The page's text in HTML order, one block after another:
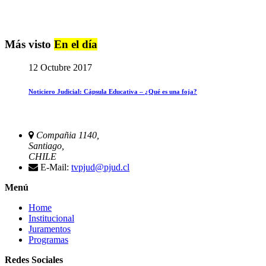
Más visto En el día
12 Octubre 2017
Noticiero Judicial: Cápsula Educativa – ¿Qué es una foja?
Compañia 1140,
Santiago,
CHILE
E-Mail: tvpjud@pjud.cl
Menú
Home
Institucional
Juramentos
Programas
Redes Sociales